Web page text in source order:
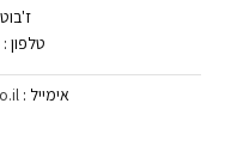
טלפון :
אימייל :